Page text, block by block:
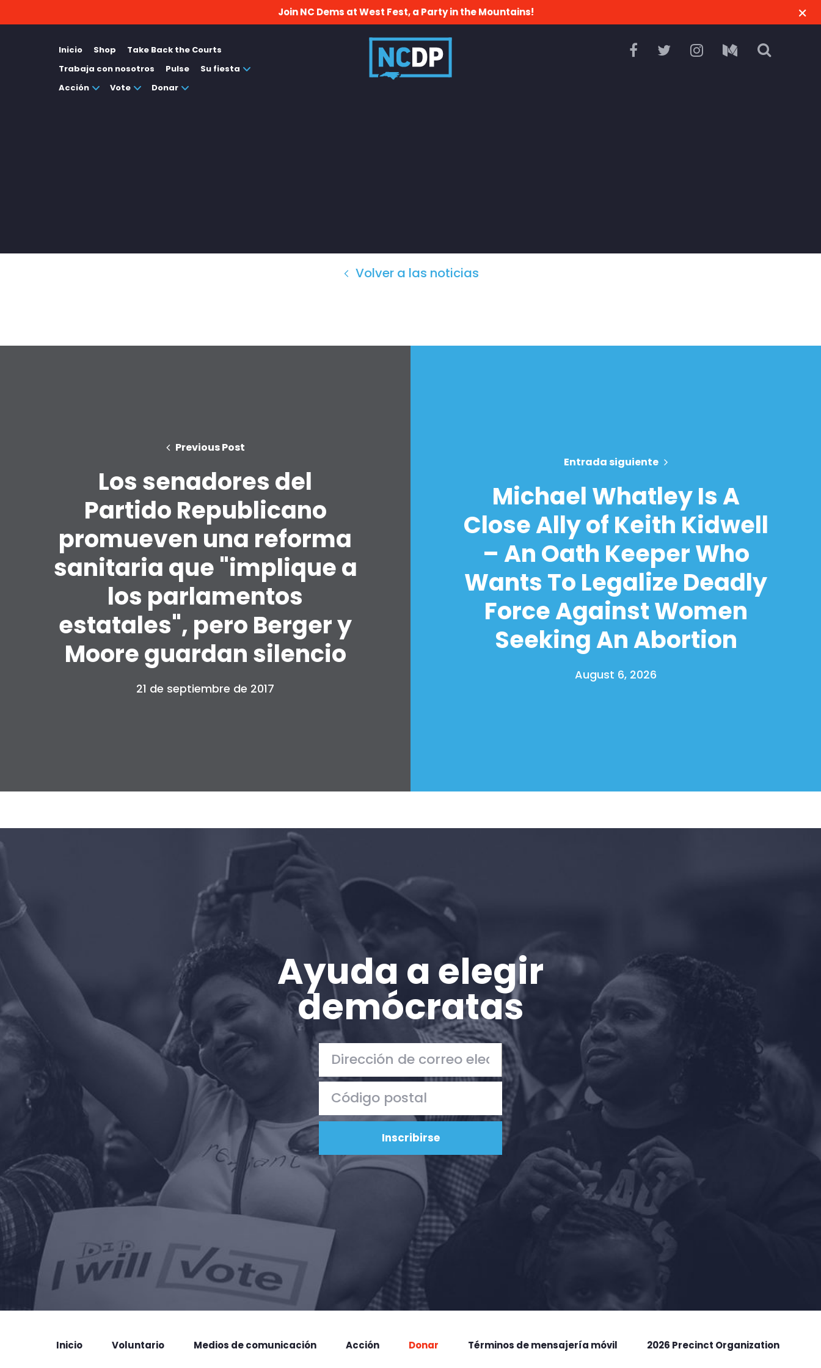
Take Back the Courts
Trabaja con nosotros
Pulse
Donar
Join NC Dems at West Fest, a Party in the Mountains!
Inicio Shop
Take Back the Courts
Trabaja con nosotros
Pulse
Su fiesta
Acción
Vote Donar
Volver a las noticias
Previous Post
Los senadores del
Partido Republicano
promueven una reforma
sanitaria que "implique a
los parlamentos
estatales", pero Berger y
Moore guardan silencio
21 de septiembre de 2017
Entrada siguiente
Michael Whatley Is A
Close Ally of Keith Kidwell
– An Oath Keeper Who
Wants To Legalize Deadly
Force Against Women
Seeking An Abortion
August 6, 2026
Ayuda a elegir
demócratas
Inicio Voluntario Medios de comunicación Acción Donar Términos de mensajería móvil 2026 Precinct Organization